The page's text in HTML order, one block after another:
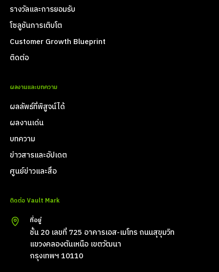
รางวัลและการยอมรับ
โซลูชันการเติบโต
Customer Growth Blueprint
ติดต่อ
ผลงานและบทความ
ผลลัพธ์ที่พิสูจน์ได้
ผลงานเด่น
บทความ
ข่าวสารและอัปเดต
ศูนย์ข่าวและสื่อ
ติดต่อ Vault Mark
ที่อยู่
ชั้น 20 เลขที่ 725 อาคารเอส-เมโทร ถนนสุขุมวิท
แขวงคลองตันเหนือ เขตวัฒนา
กรุงเทพฯ 10110